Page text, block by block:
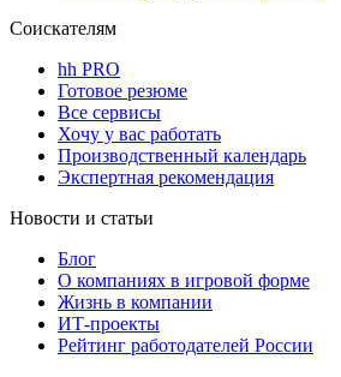
Соискателям
hh PRO
Готовое резюме
Все сервисы
Хочу у вас работать
Производственный календарь
Экспертная рекомендация
Новости и статьи
Блог
О компаниях в игровой форме
Жизнь в компании
ИТ-проекты
Рейтинг работодателей России